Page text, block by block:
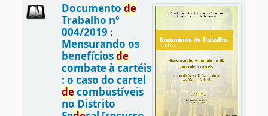
Documento de
Trabalho nº
004/2019 :
Mensurando os
benefíciosde
combate à cartéis
: o caso do cartel
decombustíveis
no Distrito